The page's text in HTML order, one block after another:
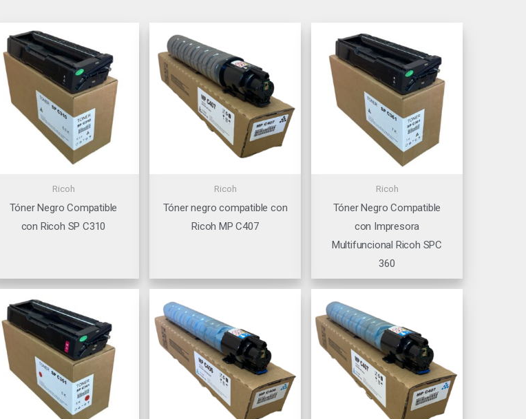
Ricoh
Tóner Negro Compatible
con Ricoh SP C310
Ricoh
Tóner negro compatible con
Ricoh MP C407
Ricoh
Tóner Negro Compatible
con Impresora
Multifuncional Ricoh SPC
360